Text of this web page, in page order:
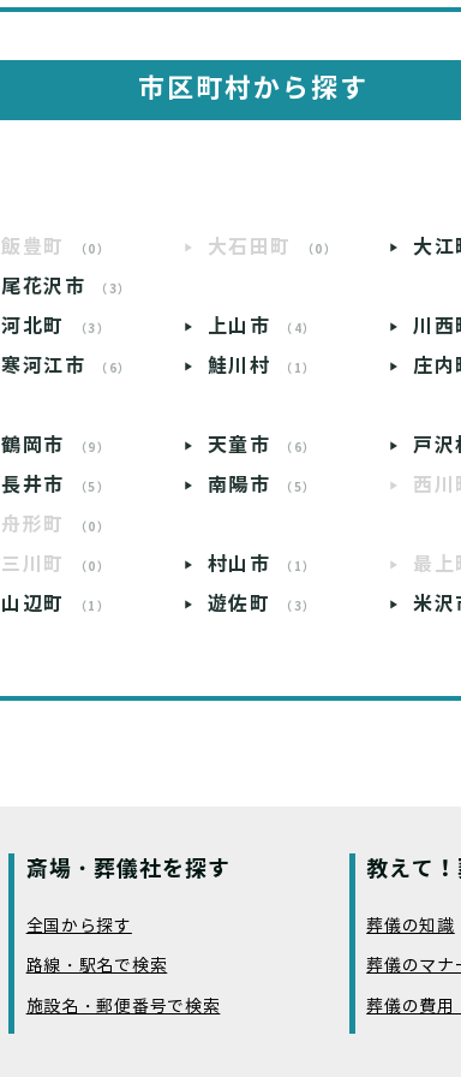
市区町村から探す
飯豊町 （0） 大石田町 （0） 大江
尾花沢市 （3）
河北町 （3） 上山市 （4） 川西
寒河江市 （6） 鮭川村 （1） 庄内
鶴岡市 （9） 天童市 （6） 戸沢
長井市 （5） 南陽市 （5） 西川
舟形町 （0）
三川町 （0） 村山市 （1） 最上
山辺町 （1） 遊佐町 （3） 米沢
斎場・葬儀社を探す
全国から探す
路線・駅名で検索
施設名・郵便番号で検索
教えて
葬儀の知識
葬儀のマナ
葬儀の費用